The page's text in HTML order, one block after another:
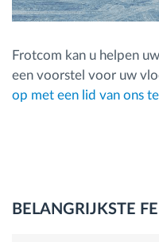
Frotcom kan u helpen
een voorstel voor uw
op met een lid van ons
BELANGRIJKSTE